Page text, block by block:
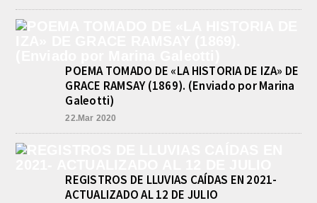
VALENTINA. TRIUNFO Y
agosto 9, 2026
Valentina Luna ganó hoy la general
de Damas del Gran Premio Ciudad de
POEMA TOMADO DE «LA HISTORIA DE IZA» DE
GRACE RAMSAY (1869). (Enviado por Marina
Galeotti)
22.Mar 2020
REGISTROS DE LLUVIAS CAÍDAS EN 2021-
ACTUALIZADO AL 12 DE JULIO